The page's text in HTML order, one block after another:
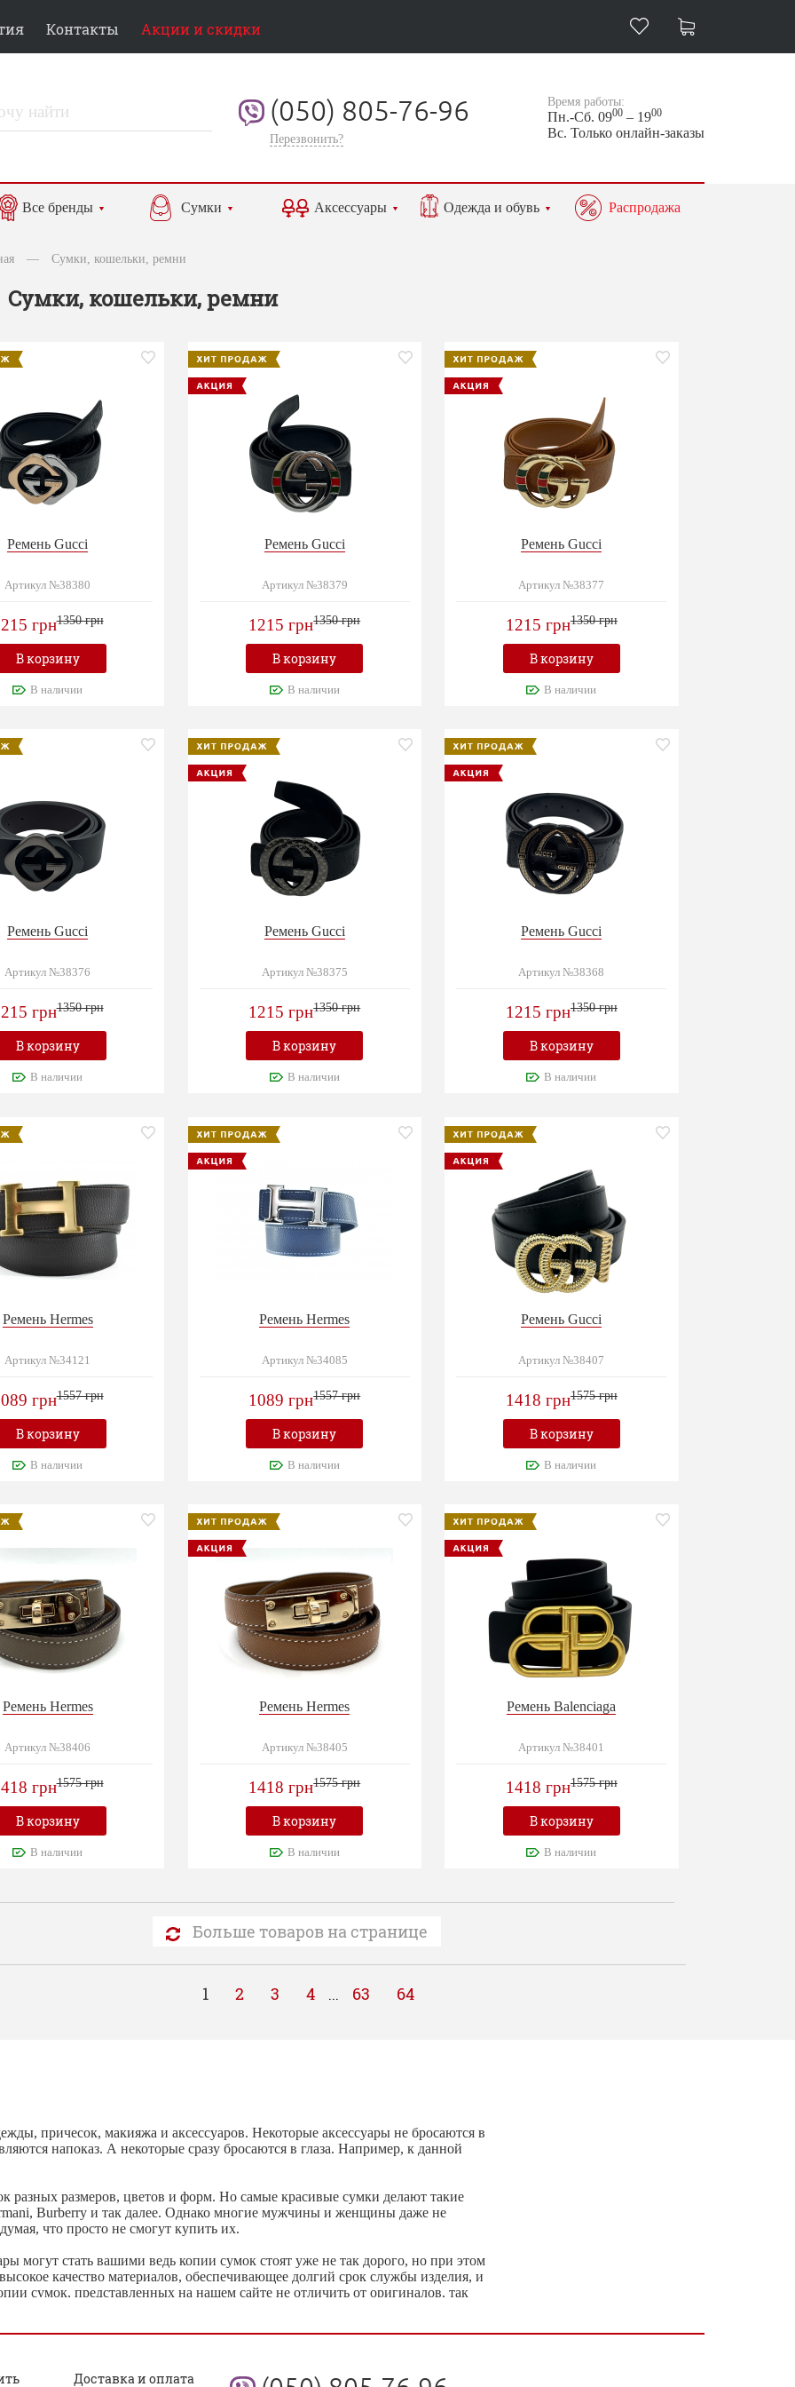
Контакты Акции и скидки
(050) 805-76-96
Перезвонить?
Время работы:
Пн.-Сб. 0900 – 1900
Вс. Только онлайн-заказы
Все бренды Сумки Аксессуары Одежда и обувь Распродажа
— Сумки, кошельки, ремни
Сумки, кошельки, ремни
Ремень Gucci
Артикул №38380
грн1350 грн
В корзину
В наличии
Ремень Gucci
Артикул №38379
1215 грн1350 грн
В корзину
В наличии
Ремень Gucci
Артикул №38377
1215 грн1350 грн
В корзину
В наличии
Ремень Gucci
Артикул №38376
грн1350 грн
В корзину
В наличии
Ремень Gucci
Артикул №38375
1215 грн1350 грн
В корзину
В наличии
Ремень Gucci
Артикул №38368
1215 грн1350 грн
В корзину
В наличии
Ремень Hermes
Артикул №34121
грн1557 грн
В корзину
В наличии
Ремень Hermes
Артикул №34085
1089 грн1557 грн
В корзину
В наличии
Ремень Gucci
Артикул №38407
1418 грн1575 грн
В корзину
В наличии
Ремень Hermes
Артикул №38406
грн1575 грн
В корзину
В наличии
Ремень Hermes
Артикул №38405
1418 грн1575 грн
В корзину
В наличии
Ремень Balenciaga
Артикул №38401
1418 грн1575 грн
В корзину
В наличии
Больше товаров на странице
1 2 3 4 ... 63 64
причесок, макияжа и аксессуаров. Некоторые аксессуары не бросаются в
напоказ. А некоторые сразу бросаются в глаза. Например, к данной
разных размеров, цветов и форм. Но самые красивые сумки делают такие
Burberry и так далее. Однако многие мужчины и женщины даже не
что просто не смогут купить их.
могут стать вашими ведь копии сумок стоят уже не так дорого, но при этом
качество материалов, обеспечивающее долгий срок службы изделия, и
сумок, представленных на нашем сайте не отличить от оригиналов, так
Тут есть аксессуары, относящиеся к строгому и деловому стилю,
Доставка и оплата